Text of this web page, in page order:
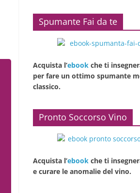
Spumante Fai da te
Acquista l’ebook che ti
per fare un ottimo spumante
classico.
Pronto Soccorso Vino
Acquista l’ebook che ti
e curare le anomalie del vino.